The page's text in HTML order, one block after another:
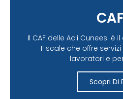
CAF
Il CAF delle Acli Cuneesi è
Fiscale che offre
lavoratori e
Scopri Di